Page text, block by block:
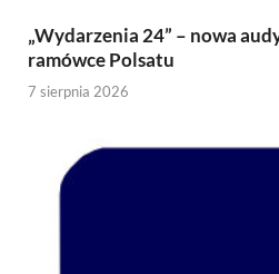
„Wydarzenia 24” – nowa
ramówce Polsatu
7 sierpnia 2026